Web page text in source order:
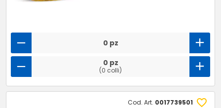
0 pz
0 pz
(0 colli)
Cod. Art. 0017739501